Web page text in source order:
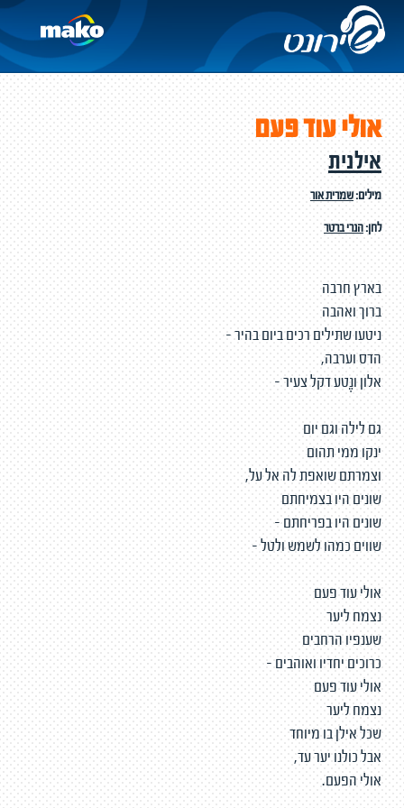
אולי עוד פעם
אילנית
מילים:שמרית אור
לחן:הנרי ברטר
בארץ חרבה
ברוך ואהבה
ניטעו שתילים רכים ביום בהיר -
הדס וערבה,
אלון ונֶטע דקל צעיר -
גם לילה וגם יום
ינקו ממי תהום
וצמרתם שואפת לה אל על,
שונים היו בצמיחתם
שונים היו בפריחתם -
שווים כמהו לשמש ולטל -
אולי עוד פעם
נצמח ליער
שענפיו הרחבים
כרוכים יחדיו ואוהבים -
אולי עוד פעם
נצמח ליער
שכל אילן בו מיוחד
אבל כולנו יער עד,
אולי הפעם.